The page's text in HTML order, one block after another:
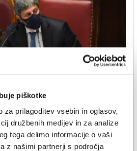
piškotke
za prilagoditev vsebin in oglasov,
družbenih medijev in za analize
tega delimo informacije o vaši
z našimi partnerji s področja
pogajanja za novo